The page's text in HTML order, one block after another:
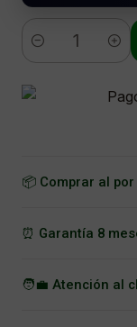
Cantidad
📦 Comprar al
⏰ Garantía 8
🧑‍💼 Atención al